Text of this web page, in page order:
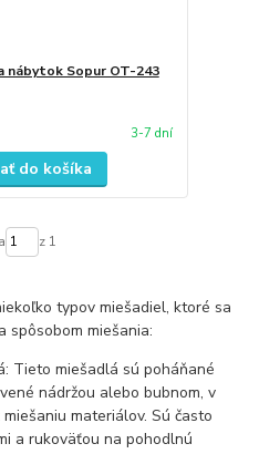
nábytok Sopur OT-243
3-7 dní
do košíka
z 1
typov miešadiel, ktoré sa
spôsobom miešania:
Tieto miešadlá sú poháňané
nádržou alebo bubnom, v
materiálov. Sú často
a rukoväťou na pohodlnú